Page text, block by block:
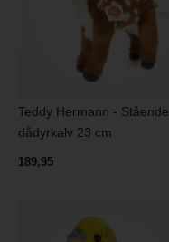
Teddy Hermann - Stående
dådyrkalv 23 cm
189,95